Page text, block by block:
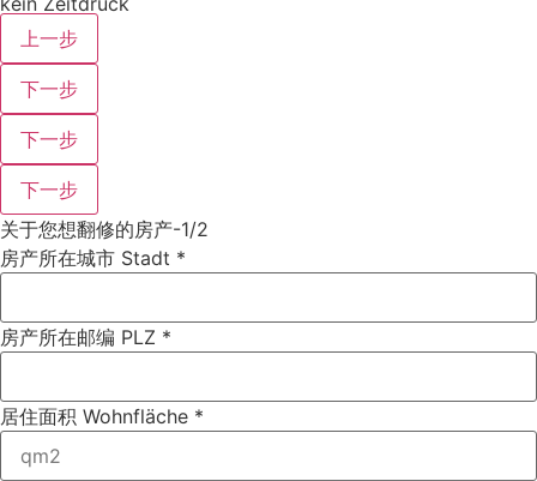
上一步
下一步
下一步
下一步
关于您想翻修的房产-1/2
房产所在城市 Stadt *
房产所在邮编 PLZ *
居住面积 Wohnfläche *